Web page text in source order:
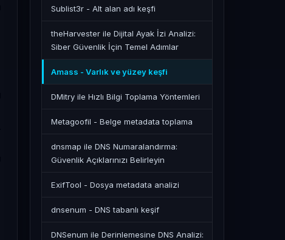
Sublist3r - Alt alan adı keşfi
theHarvester ile Dijital Ayak İzi Analizi:
Siber Güvenlik İçin Temel Adımlar
Amass - Varlık ve yüzey keşfi
DMitry ile Hızlı Bilgi Toplama Yöntemleri
Metagoofil - Belge metadata toplama
dnsmap ile DNS Numaralandırma:
Güvenlik Açıklarınızı Belirleyin
ExifTool - Dosya metadata analizi
dnsenum - DNS tabanlı keşif
DNSenum ile Derinlemesine DNS Analizi: